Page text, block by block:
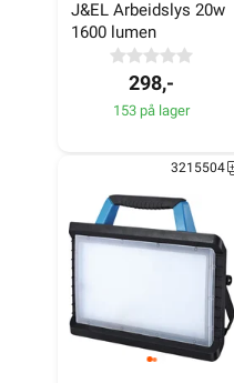
J&EL Arbeidslys 20w
1600 lumen
298,-
153 på lager
3215504